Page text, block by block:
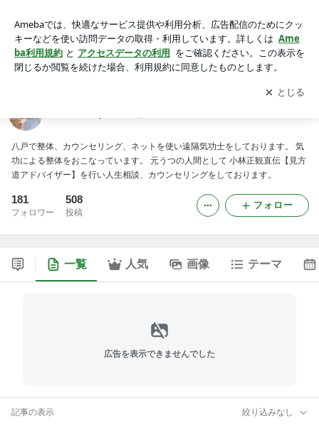
アプリをダウンロードして ブログの更新通知
を受け取りまし
ょう。
開く
八戸で整体、カウンセリング、ネットを使い遠隔気功士をしております。 気
功による整体をおこなっています。 元うつの人間として 小林正観直伝【見方
道アドバイザー】を行い人生相談、カウンセリングをしております。
181
フォロワー
508
投稿
フォロー
一覧 人気 画像 テーマ
広告を表示できませんでした
記事の表示 絞り込みなし